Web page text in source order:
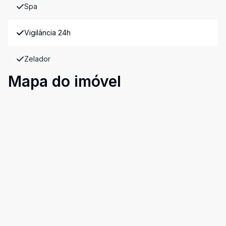
Spa
Vigilância 24h
Zelador
Mapa do imóvel